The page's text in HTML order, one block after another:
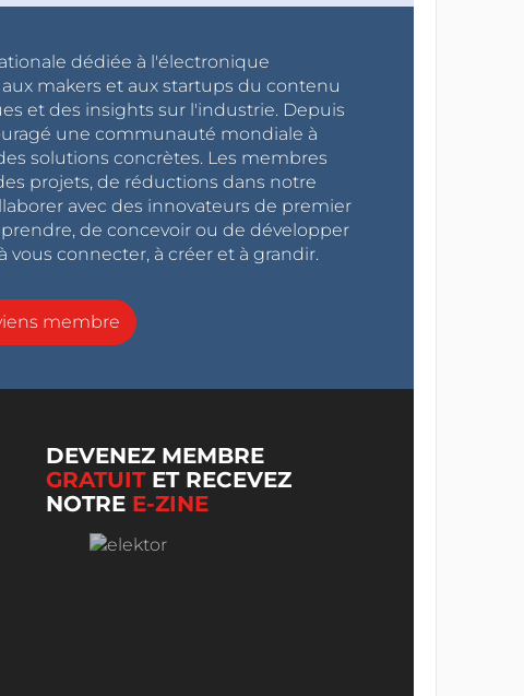
dédiée à l'électronique
makers et aux startups du contenu
et des insights sur l'industrie. Depuis
une communauté mondiale à
solutions concrètes. Les membres
projets, de réductions dans notre
avec des innovateurs de premier
de concevoir ou de développer
vous connecter, à créer et à grandir.
membre
DEVENEZ MEMBRE
GRATUITET RECEVEZ
NOTRE E-ZINE